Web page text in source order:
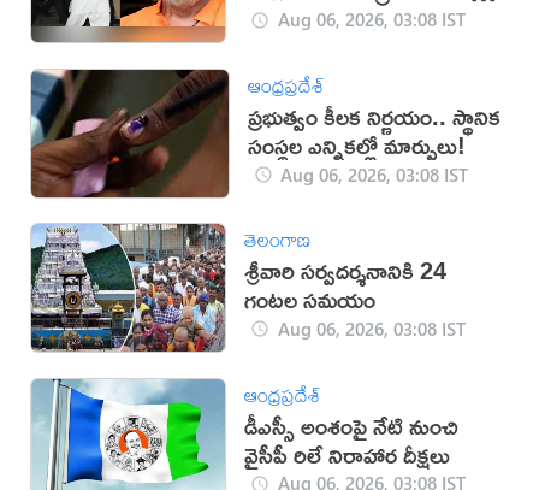
కుమారుడు
Aug 06, 2026, 03:08 IST
ఆంధ్రప్రదేశ్
ప్రభుత్వం కీలక నిర్ణయం.. స్థానిక
సంస్థల ఎన్నికల్లో మార్పులు!
Aug 06, 2026, 03:08 IST
తెలంగాణ
శ్రీవారి సర్వదర్శనానికి 24
గంటల సమయం
Aug 06, 2026, 03:08 IST
ఆంధ్రప్రదేశ్
డీఎస్సీ అంశంపై నేటి నుంచి
వైసీపీ రిలే నిరాహార దీక్షలు
Aug 06, 2026, 03:08 IST